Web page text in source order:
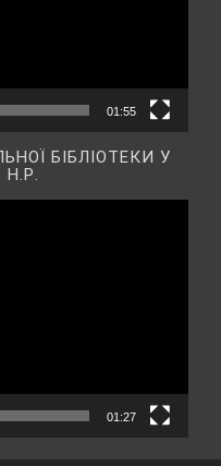
01:55
БІБЛІОТЕКИ У
Н.Р.
01:27